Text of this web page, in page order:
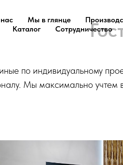
Мы в глянце
Каталог
Сотрудничество
по индивидуальному
Мы максимально